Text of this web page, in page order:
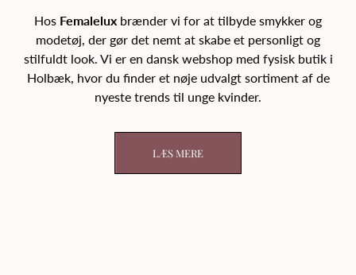
Hos Femalelux brænder vi for at tilbyde smykker og
modetøj, der gør det nemt at skabe et personligt og
stilfuldt look. Vi er en dansk webshop med fysisk butik i
Holbæk, hvor du finder et nøje udvalgt sortiment af de
nyeste trends til unge kvinder.
LÆS MERE